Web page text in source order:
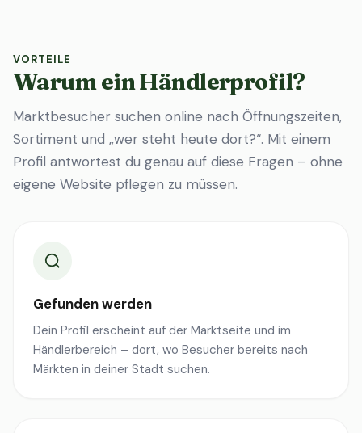
VORTEILE
Warum ein Händlerprofil?
Marktbesucher suchen online nach Öffnungszeiten,
Sortiment und „wer steht heute dort?“. Mit einem
Profil antwortest du genau auf diese Fragen – ohne
eigene Website pflegen zu müssen.
Gefunden werden
Dein Profil erscheint auf der Marktseite und im
Händlerbereich – dort, wo Besucher bereits nach
Märkten in deiner Stadt suchen.